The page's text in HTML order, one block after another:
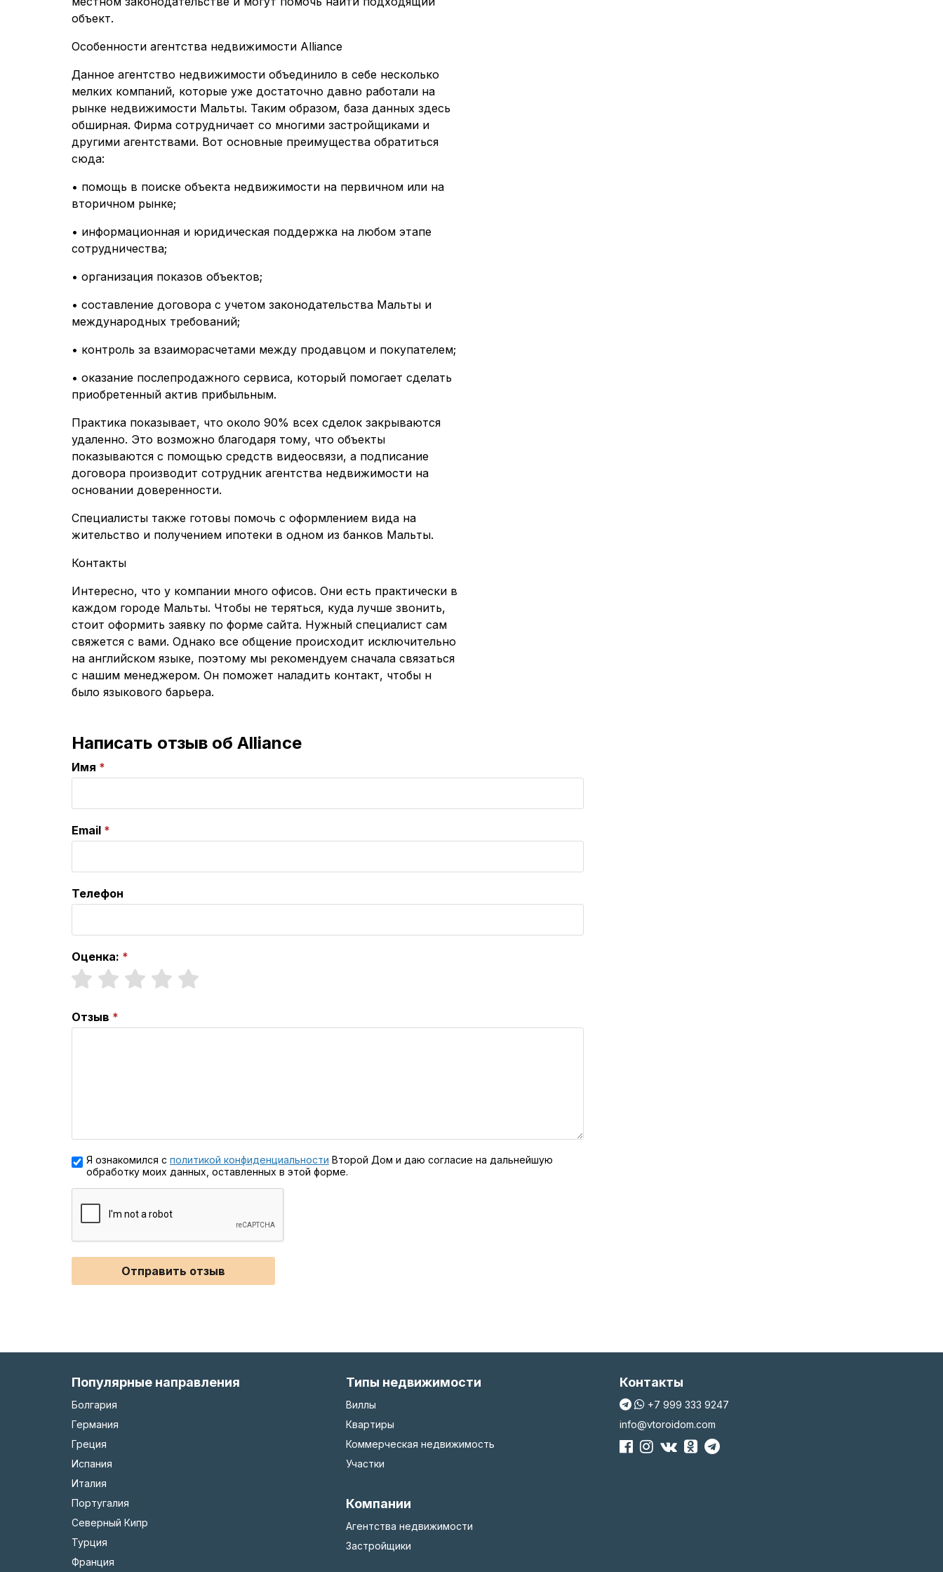
объект.
Особенности агентства недвижимости Alliance
Данное агентство недвижимости объединило в себе несколько
мелких компаний, которые уже достаточно давно работали на
рынке недвижимости Мальты. Таким образом, база данных здесь
обширная. Фирма сотрудничает со многими застройщиками и
другими агентствами. Вот основные преимущества обратиться
сюда:
• помощь в поиске объекта недвижимости на первичном или на
вторичном рынке;
• информационная и юридическая поддержка на любом этапе
сотрудничества;
• организация показов объектов;
• составление договора с учетом законодательства Мальты и
международных требований;
• контроль за взаиморасчетами между продавцом и покупателем;
• оказание послепродажного сервиса, который помогает сделать
приобретенный актив прибыльным.
Практика показывает, что около 90% всех сделок закрываются
удаленно. Это возможно благодаря тому, что объекты
показываются с помощью средств видеосвязи, а подписание
договора производит сотрудник агентства недвижимости на
основании доверенности.
Специалисты также готовы помочь с оформлением вида на
жительство и получением ипотеки в одном из банков Мальты.
Контакты
Интересно, что у компании много офисов. Они есть практически в
каждом городе Мальты. Чтобы не теряться, куда лучше звонить,
стоит оформить заявку по форме сайта. Нужный специалист сам
свяжется с вами. Однако все общение происходит исключительно
на английском языке, поэтому мы рекомендуем сначала связаться
с нашим менеджером. Он поможет наладить контакт, чтобы н
было языкового барьера.
Написать отзыв об Alliance
Имя
Email
Телефон
Оценка:
Отзыв
Я ознакомился с политикой конфиденциальности Второй Дом и даю согласие на дальнейшую
обработку моих данных, оставленных в этой форме.
Отправить отзыв
Популярные направления
Болгария
Германия
Греция
Испания
Италия
Португалия
Северный Кипр
Турция
Франция
Типы недвижимости
Виллы
Квартиры
Коммерческая недвижимость
Участки
Компании
Агентства недвижимости
Застройщики
Контакты
+7 999 333 9247
info@vtoroidom.com